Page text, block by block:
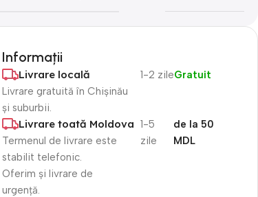
Informații
Livrare locală
Livrare gratuită în Chișinău
și suburbii.
1-2 zileGratuit
Livrare toată Moldova
Termenul de livrare este
stabilit telefonic.
Oferim și livrare de
urgență.
1-5
zile
de la 50
MDL